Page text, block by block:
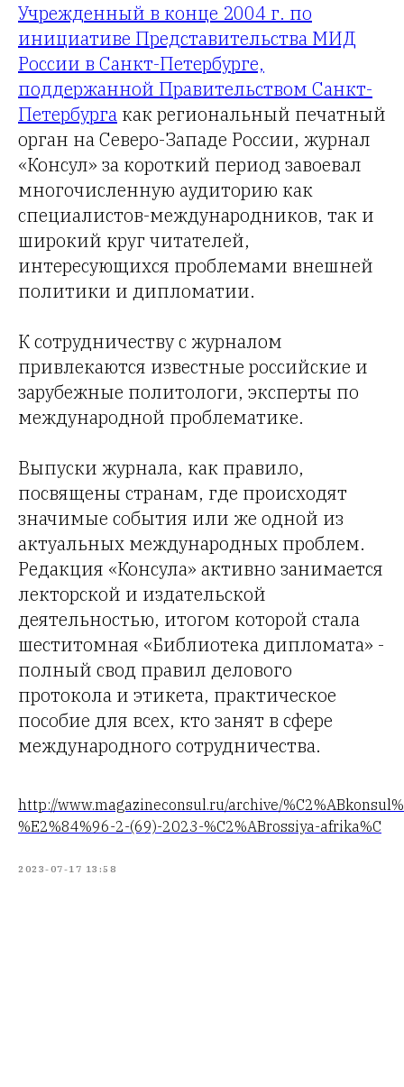
Учрежденный в конце 2004 г. по
инициативе Представительства МИД
России в Санкт-Петербурге,
поддержанной Правительством Санкт-
Петербурга как региональный печатный
орган на Северо-Западе России, журнал
«Консул» за короткий период завоевал
многочисленную аудиторию как
специалистов-международников, так и
широкий круг читателей,
интересующихся проблемами внешней
политики и дипломатии.
К сотрудничеству с журналом
привлекаются известные российские и
зарубежные политологи, эксперты по
международной проблематике.
Выпуски журнала, как правило,
посвящены странам, где происходят
значимые события или же одной из
актуальных международных проблем.
Редакция «Консула» активно занимается
лекторской и издательской
деятельностью, итогом которой стала
шеститомная «Библиотека дипломата» -
полный свод правил делового
протокола и этикета, практическое
пособие для всех, кто занят в сфере
международного сотрудничества.
http://www.magazineconsul.ru/archive/
%E2%84%96-2-(69)-2023-%C2%ABrossiya-afrika%C
2023-07-17 13:58